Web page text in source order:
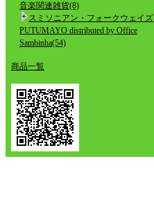
音楽関連雑貨(8)
スミソニアン・フォークウェイズ
PUTUMAYO distributed by Office
Sambinha(54)
商品一覧